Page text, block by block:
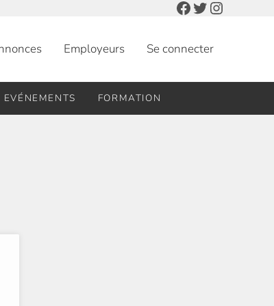
Facebook
Twitter
Employeurs Se connecter
EVÉNEMENTS FORMATION